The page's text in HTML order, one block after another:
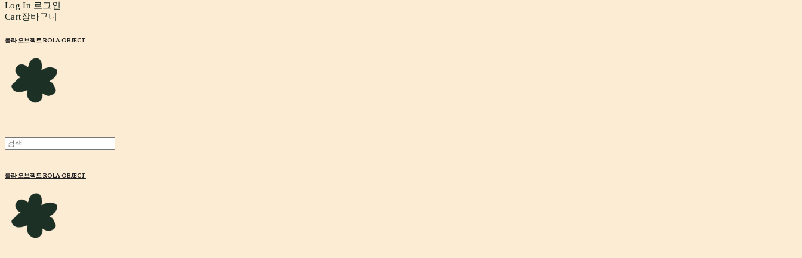
Log In 로그인
Cart장바구니
롤라 오브젝트 ROLA OBJECT
롤라 오브젝트 ROLA OBJECT